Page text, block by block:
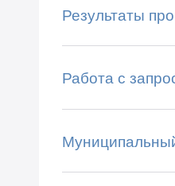
Результаты
Работа с